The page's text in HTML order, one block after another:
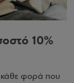
10%
κάθε φορά που